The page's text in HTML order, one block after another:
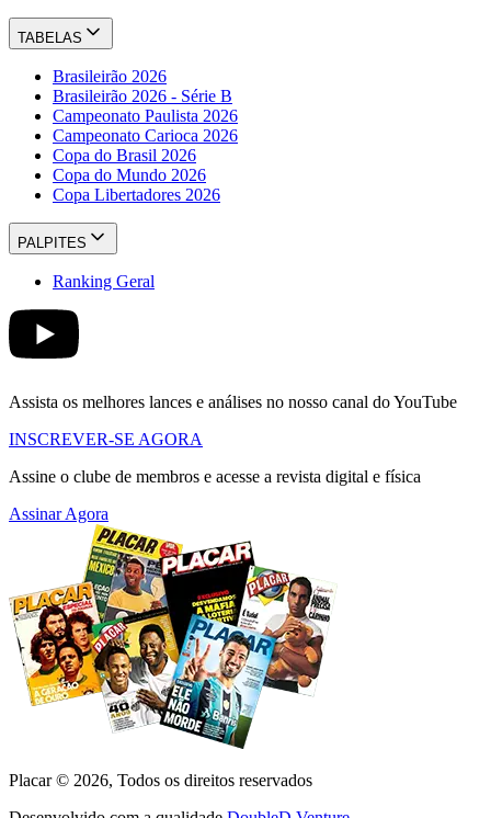
TABELAS
Brasileirão 2026
Brasileirão 2026 - Série B
Campeonato Paulista 2026
Campeonato Carioca 2026
Copa do Brasil 2026
Copa do Mundo 2026
Copa Libertadores 2026
PALPITES
Ranking Geral
Assista os melhores lances e análises no nosso canal do YouTube
INSCREVER-SE AGORA
Assine o clube de membros e acesse a revista digital e física
Assinar Agora
Placar © 2026, Todos os direitos reservados